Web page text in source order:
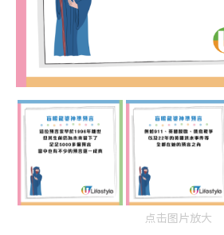
点击图片放大